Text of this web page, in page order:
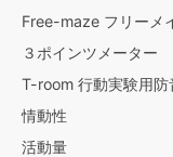
Free-maze フリーメ
３ポインツメーター
T-room 行動実験用防
情動性
活動量